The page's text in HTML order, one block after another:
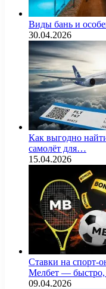
Виды бань и
30.04.2026
Как выгодно
самолёт для…
15.04.2026
Ставки на спорт-
Мелбет —
09.04.2026